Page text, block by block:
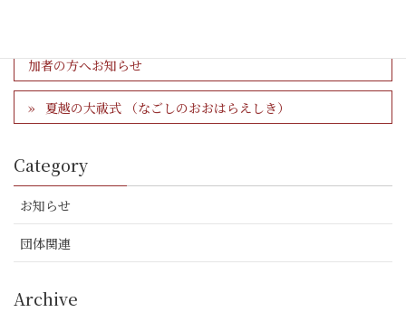
加者の方へお知らせ
夏越の大祓式 （なごしのおおはらえしき）
Category
お知らせ
団体関連
Archive